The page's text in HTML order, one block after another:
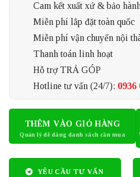
Cam kết xuất xứ & bảo
Miễn phí lắp đặt toàn quốc
Miễn phí vận chuyển nội
Thanh toán linh hoạt
Hỗ trợ TRẢ GÓP
Hotline tư vấn (24/7): 0936
THÊM VÀO GIỎ HÀNG
YÊU CẦU TƯ VẤN